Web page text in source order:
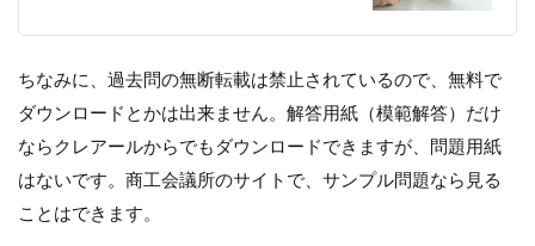
ちなみに、過去問の無断転載は禁止されているので、無料で
ダウンロードとかは出来ません。解答用紙（模範解答）だけ
ならクレアールからでもダウンロードできますが、問題用紙
はないです。商工会議所のサイトで、サンプル問題なら見る
ことはできます。